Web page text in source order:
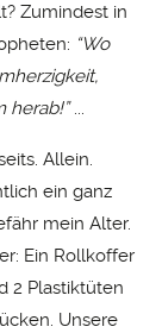
Zumindest in
“Wo
herab!”...
Allein.
ein ganz
mein Alter.
Ein Rollkoffer
2 Plastiktüten
Unsere